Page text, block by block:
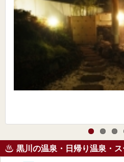
黒川の温泉・日帰り温泉・